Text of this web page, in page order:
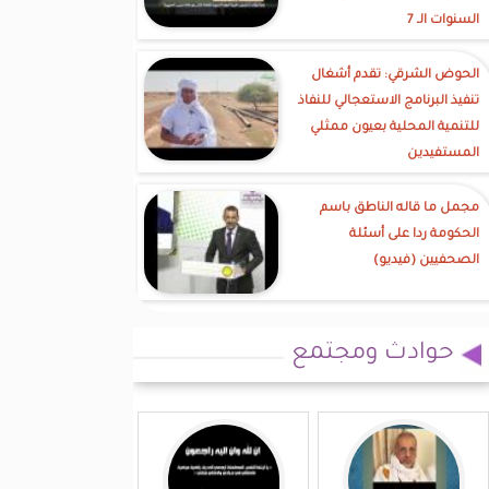
السنوات الـ 7
الحوض الشرقي: تقدم أشغال
تنفيذ البرنامج الاستعجالي للنفاذ
للتنمية المحلية بعيون ممثلي
المستفيدين
مجمل ما قاله الناطق باسم
الحكومة ردا على أسئلة
الصحفيين (فيديو)
حوادث ومجتمع